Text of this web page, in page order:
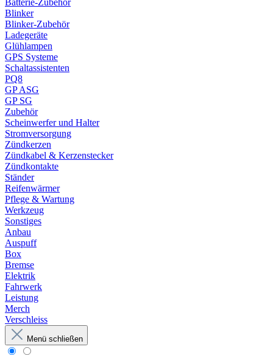
Batterie-Zubehör
Blinker
Blinker-Zubehör
Ladegeräte
Glühlampen
GPS Systeme
Schaltassistenten
PQ8
GP ASG
GP SG
Zubehör
Scheinwerfer und Halter
Stromversorgung
Zündkerzen
Zündkabel & Kerzenstecker
Zündkontakte
Ständer
Reifenwärmer
Pflege & Wartung
Werkzeug
Sonstiges
Anbau
Auspuff
Box
Bremse
Elektrik
Fahrwerk
Leistung
Merch
Verschleiss
Menü schließen